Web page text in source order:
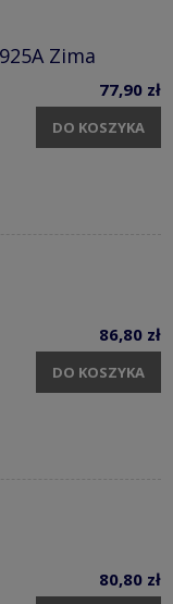
Zima
77,90 zł
DO KOSZYKA
86,80 zł
DO KOSZYKA
80,80 zł